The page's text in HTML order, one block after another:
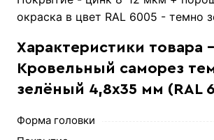
окраска в цвет RAL 6005 - темно
Характеристики товара -
Кровельный саморез
зелёный 4,8х35 мм (RAL
Форма головки